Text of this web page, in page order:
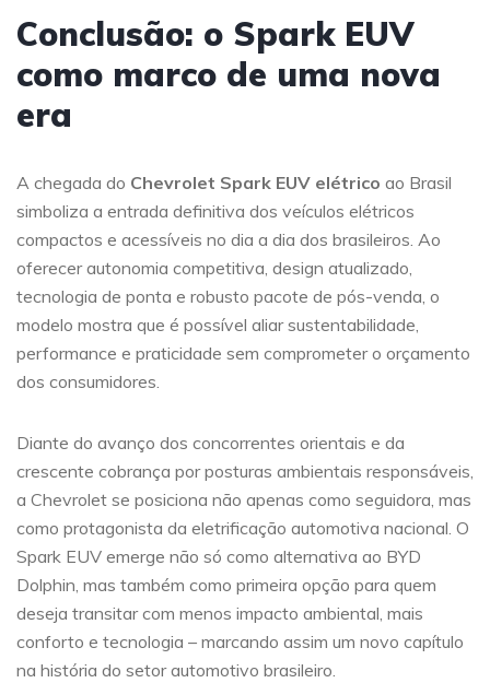
Conclusão: o Spark EUV
como marco de uma nova
era
A chegada do Chevrolet Spark EUV elétrico ao Brasil
simboliza a entrada definitiva dos veículos elétricos
compactos e acessíveis no dia a dia dos brasileiros. Ao
oferecer autonomia competitiva, design atualizado,
tecnologia de ponta e robusto pacote de pós-venda, o
modelo mostra que é possível aliar sustentabilidade,
performance e praticidade sem comprometer o orçamento
dos consumidores.
Diante do avanço dos concorrentes orientais e da
crescente cobrança por posturas ambientais responsáveis,
a Chevrolet se posiciona não apenas como seguidora, mas
como protagonista da eletrificação automotiva nacional. O
Spark EUV emerge não só como alternativa ao BYD
Dolphin, mas também como primeira opção para quem
deseja transitar com menos impacto ambiental, mais
conforto e tecnologia – marcando assim um novo capítulo
na história do setor automotivo brasileiro.